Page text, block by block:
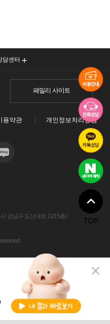
TOP
상담 카톡상담
담센터
패밀리 사이트
용약관 개인정보처리방침
강남구 도산대로 118 5층 /